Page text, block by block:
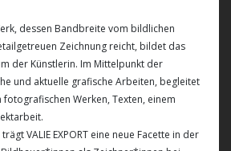
dessen Bandbreite vom bildlichen
Zeichnung reicht, bildet das
der Künstlerin. Im Mittelpunkt der
und aktuelle grafische Arbeiten, begleitet
Werken, Texten, einem
VALIE EXPORT eine neue Facette in der